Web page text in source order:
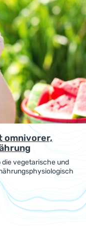
omnivorer,
die vegetarische und
zusammen mit der
mit Makro- und